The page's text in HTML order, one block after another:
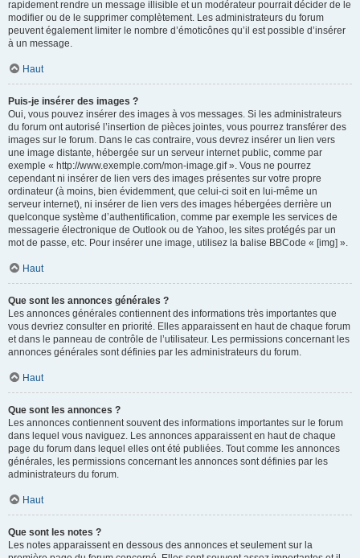
rapidement rendre un message illisible et un modérateur pourrait décider de le
modifier ou de le supprimer complètement. Les administrateurs du forum
peuvent également limiter le nombre d’émoticônes qu’il est possible d’insérer
à un message.
Haut
Puis-je insérer des images ?
Oui, vous pouvez insérer des images à vos messages. Si les administrateurs
du forum ont autorisé l’insertion de pièces jointes, vous pourrez transférer des
images sur le forum. Dans le cas contraire, vous devrez insérer un lien vers
une image distante, hébergée sur un serveur internet public, comme par
exemple « http://www.exemple.com/mon-image.gif ». Vous ne pourrez
cependant ni insérer de lien vers des images présentes sur votre propre
ordinateur (à moins, bien évidemment, que celui-ci soit en lui-même un
serveur internet), ni insérer de lien vers des images hébergées derrière un
quelconque système d’authentification, comme par exemple les services de
messagerie électronique de Outlook ou de Yahoo, les sites protégés par un
mot de passe, etc. Pour insérer une image, utilisez la balise BBCode « [img] ».
Haut
Que sont les annonces générales ?
Les annonces générales contiennent des informations très importantes que
vous devriez consulter en priorité. Elles apparaissent en haut de chaque forum
et dans le panneau de contrôle de l’utilisateur. Les permissions concernant les
annonces générales sont définies par les administrateurs du forum.
Haut
Que sont les annonces ?
Les annonces contiennent souvent des informations importantes sur le forum
dans lequel vous naviguez. Les annonces apparaissent en haut de chaque
page du forum dans lequel elles ont été publiées. Tout comme les annonces
générales, les permissions concernant les annonces sont définies par les
administrateurs du forum.
Haut
Que sont les notes ?
Les notes apparaissent en dessous des annonces et seulement sur la